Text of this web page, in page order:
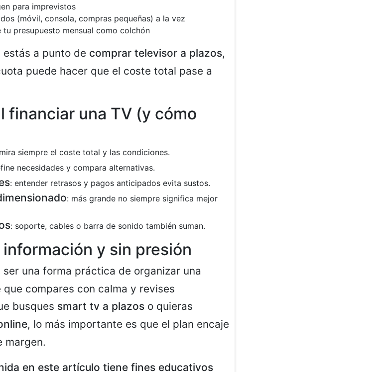
para imprevistos
(móvil, consola, compras pequeñas) a la vez
tu presupuesto mensual como colchón
a punto de comprar televisor a plazos,
puede hacer que el coste total pase a
financiar una TV (y cómo
siempre el coste total y las condiciones.
necesidades y compara alternativas.
: entender retrasos y pagos anticipados evita sustos.
: más grande no siempre significa mejor
: soporte, cables o barra de sonido también suman.
y sin presión
ser una forma práctica de organizar una
compares con calma y revises
busques smart tv a plazos o quieras
, lo más importante es que el plan encaje
margen.
en este artículo tiene fines educativos